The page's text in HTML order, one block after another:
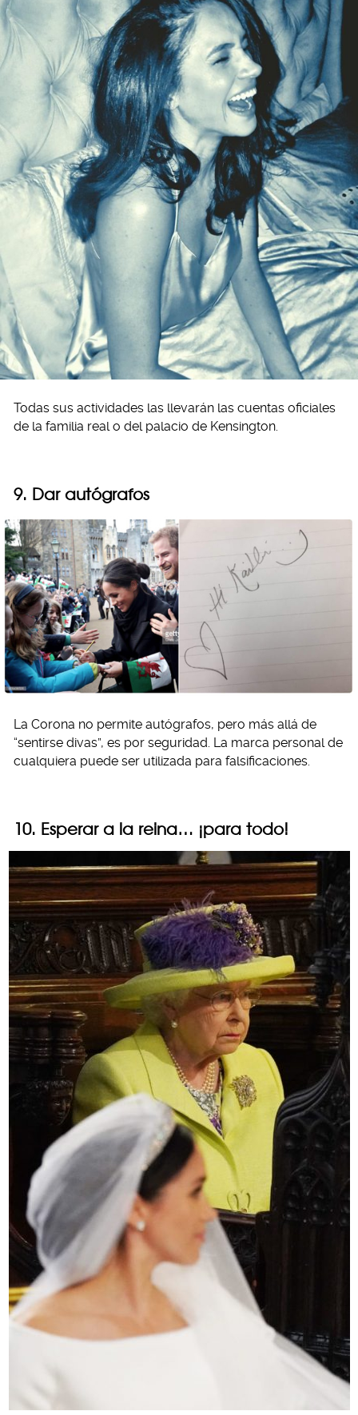
Todas sus actividades las llevarán las cuentas oficiales
de la familia real o del palacio de Kensington.
9. Dar autógrafos
La Corona no permite autógrafos, pero más allá de
“sentirse divas”, es por seguridad. La marca personal de
cualquiera puede ser utilizada para falsificaciones.
10. Esperar a la reina… ¡para todo!